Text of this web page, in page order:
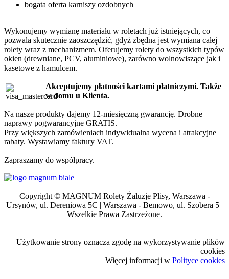
bogata oferta karniszy ozdobnych
Wykonujemy wymianę materiału w roletach już istniejących, co
pozwala skutecznie zaoszczędzić, gdyż zbędna jest wymiana całej
rolety wraz z mechanizmem. Oferujemy rolety do wszystkich typów
okien (drewniane, PCV, aluminiowe), zarówno wolnowiszące jak i
kasetowe z hamulcem.
Akceptujemy płatności kartami płatniczymi. Także
w domu u Klienta.
Na nasze produkty dajemy 12-miesięczną gwarancję. Drobne
naprawy pogwarancyjne GRATIS.
Przy większych zamówieniach indywidualna wycena i atrakcyjne
rabaty. Wystawiamy faktury VAT.
Zapraszamy do współpracy.
Copyright © MAGNUM Rolety Żaluzje Plisy, Warszawa -
Ursynów, ul. Dereniowa 5C | Warszawa - Bemowo, ul. Szobera 5 |
Wszelkie Prawa Zastrzeżone.
Użytkowanie strony oznacza zgodę na wykorzystywanie plików
cookies
Więcej informacji w Polityce cookies